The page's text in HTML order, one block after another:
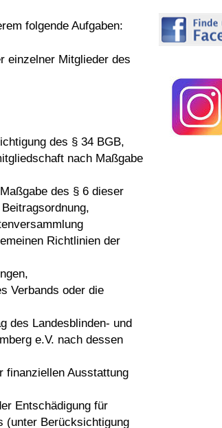
folgende Aufgaben:
einzelner Mitglieder des
des § 34 BGB,
nach Maßgabe
des § 6 dieser
Richtlinien der
Verbands oder die
des Landesblinden- und
e.V. nach dessen
finanziellen Ausstattung
Entschädigung für
(unter Berücksichtigung